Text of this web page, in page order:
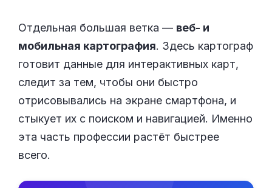
Отдельная большая ветка — веб- и
мобильная картография. Здесь картограф
готовит данные для интерактивных карт,
следит за тем, чтобы они быстро
отрисовывались на экране смартфона, и
стыкует их с поиском и навигацией. Именно
эта часть профессии растёт быстрее
всего.